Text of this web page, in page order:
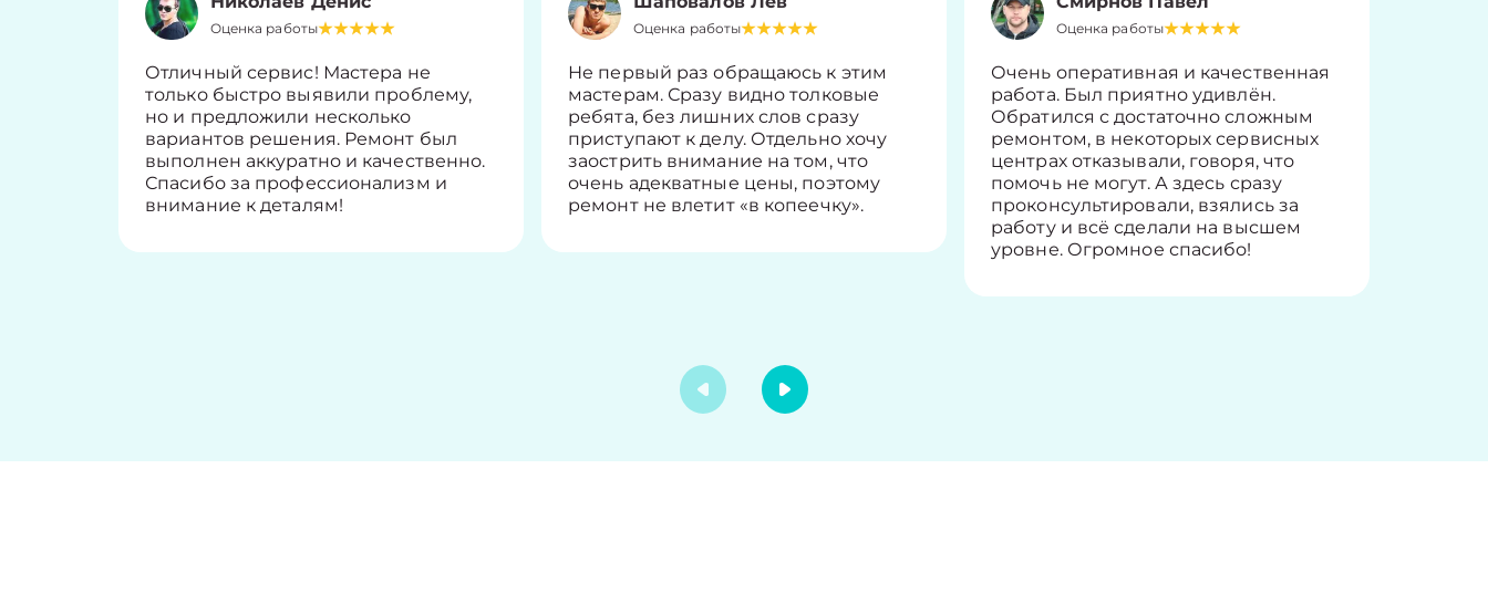
Оценка работы
Отличный сервис! Мастера не
только быстро выявили проблему,
но и предложили несколько
вариантов решения. Ремонт был
выполнен аккуратно и качественно.
Спасибо за профессионализм и
внимание к деталям!
Оценка работы
Не первый раз обращаюсь к этим
мастерам. Сразу видно толковые
ребята, без лишних слов сразу
приступают к делу. Отдельно хочу
заострить внимание на том, что
очень адекватные цены, поэтому
ремонт не влетит «в копеечку».
Оценка работы
Очень оперативная и качественная
работа. Был приятно удивлён.
Обратился с достаточно сложным
ремонтом, в некоторых сервисных
центрах отказывали, говоря, что
помочь не могут. А здесь сразу
проконсультировали, взялись за
работу и всё сделали на высшем
уровне. Огромное спасибо!